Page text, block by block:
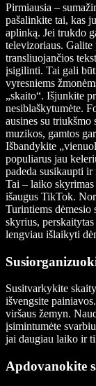
Pirmiausia –
pašalinkite tai, kas
aplinką. Jei trukdo
televizoriaus. Galite
transliuojančios
įsigilinti. Tai gali
vyresniems
„skaito“. Išjunkite
nesiblaškytumėte.
ausines su
muzikos, gamtos
Išbandykite
populiarus jau
padeda susikaupti
Tai – laiko
išaugus TikTok.
Turintiems
skyrius,
lengviau išlaikyti
Susitvarkykite
išvengsite
viršaus žemyn.
įsimintumėte
jai daugiau laiko ir
Apdovanokite